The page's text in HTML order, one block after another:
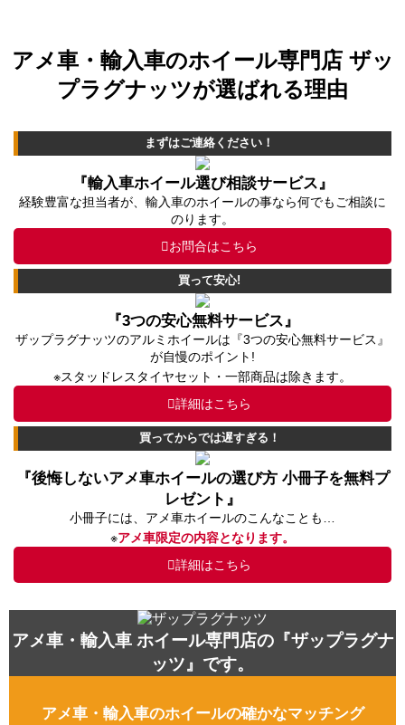
アメ車・輸入車のホイール専門店 ザッ
プラグナッツが選ばれる理由
まずはご連絡ください！
『輸入車ホイール選び相談サービス』
経験豊富な担当者が、輸入車のホイールの事なら何でもご相談に
のります。
お問合はこちら
買って安心!
『3つの安心無料サービス』
ザップラグナッツのアルミホイールは『3つの安心無料サービス』
が自慢のポイント!
※スタッドレスタイヤセット・一部商品は除きます。
詳細はこちら
買ってからでは遅すぎる！
『後悔しないアメ車ホイールの選び方 小冊子を無料プ
レゼント』
小冊子には、アメ車ホイールのこんなことも…
※アメ車限定の内容となります。
詳細はこちら
アメ車・輸入車 ホイール専門店の『ザップラグナ
ッツ』です。
アメ車・輸入車のホイールの確かなマッチング